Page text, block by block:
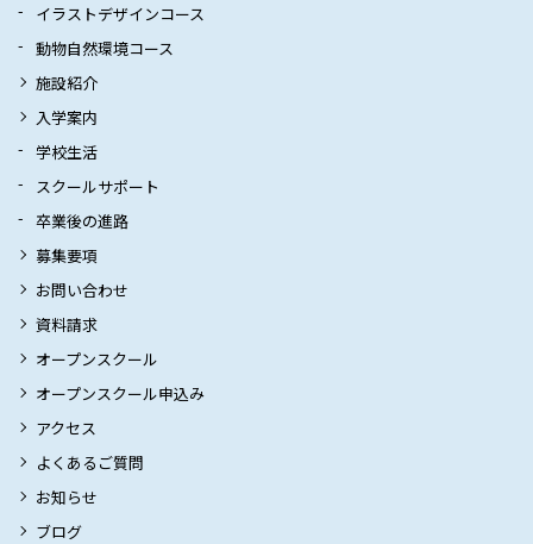
イラストデザインコース
動物自然環境コース
施設紹介
入学案内
学校生活
スクールサポート
卒業後の進路
募集要項
お問い合わせ
資料請求
オープンスクール
オープンスクール申込み
アクセス
よくあるご質問
お知らせ
ブログ